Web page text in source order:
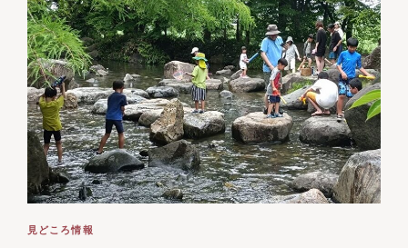
見どころ情報